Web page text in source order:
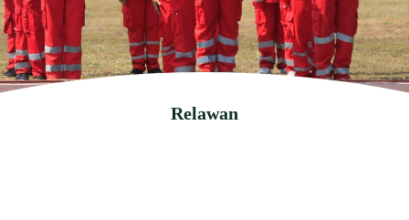
Relawan